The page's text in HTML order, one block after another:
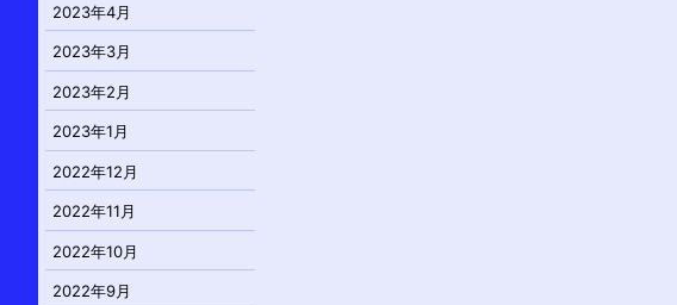
2023年4月
2023年3月
2023年2月
2023年1月
2022年12月
2022年11月
2022年10月
2022年9月